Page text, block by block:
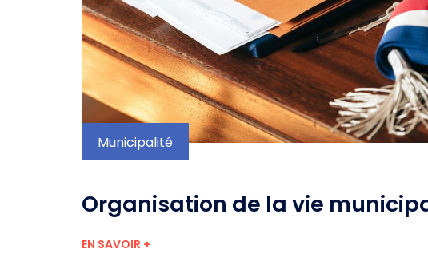
Municipalité
Organisation de la vie
EN SAVOIR +